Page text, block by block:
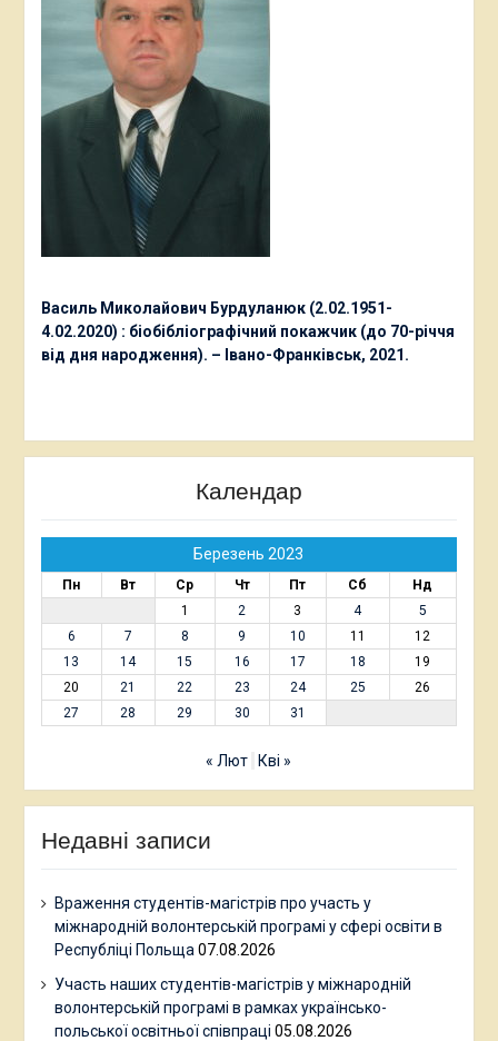
Василь Миколайович Бурдуланюк (2.02.1951-
4.02.2020) : біобібліографічний покажчик (до 70-річчя
від дня народження). – Івано-Франківськ, 2021.
Календар
Березень 2023
Пн Вт Ср Чт Пт Сб
Нд
1
2 3 4
5
6
7 8 9 10 11
12
13
14 15 16 17 18
19
20
21 22 23 24 25
26
27
28 29 30 31
« Лют Кві »
Недавні записи
Враження студентів-магістрів про участь у
міжнародній волонтерській програмі у сфері освіти в
Республіці Польща 07.08.2026
Участь наших студентів-магістрів у міжнародній
волонтерській програмі в рамках українсько-
польської освітньої співпраці 05.08.2026